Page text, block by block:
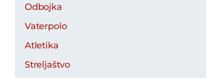
Odbojka
Vaterpolo
Atletika
Streljaštvo